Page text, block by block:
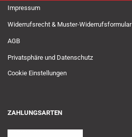
Impressum
Widerrufsrecht & Muster-Widerrufsformular
AGB
Privatsphäre und Datenschutz
Cookie Einstellungen
ZAHLUNGSARTEN